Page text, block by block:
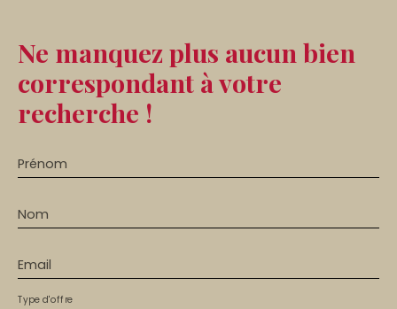
Ne manquez plus aucun bien
correspondant à votre
recherche !
Prénom
Nom
Email
Type d'offre